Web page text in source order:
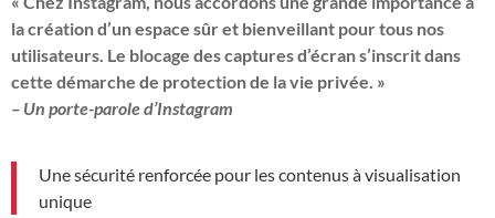
la création d’un espace sûr et bienveillant pour tous nos
utilisateurs. Le blocage des captures d’écran s’inscrit dans
cette démarche de protection de la vie privée. »
– Un porte-parole d’Instagram
Une sécurité renforcée pour les contenus à visualisation
unique